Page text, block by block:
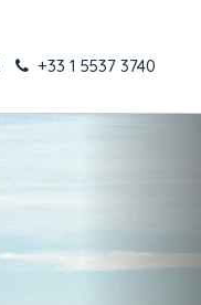
+33 1 5537 3740